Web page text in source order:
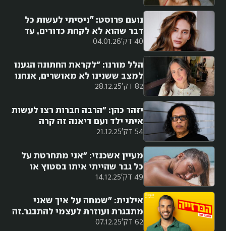
40 דק' 04.01.26
נועם פרוסט: ״ניסיתי לעשות כל
דבר שהוא לא לקחת כדורים, עד
שהגעתי לסף החרדה והבנתי שאני
בושה״
82 דק' 28.12.25
הלל מורנו: "לקראת החתונה הגענו
למצב ששנינו לא מאושרים, אנחנו
רק רבים ומתווכחים, לא קשובים
54 דק' 21.12.25
יזהר כהן: "הרבה חברות רצו לעשות
איתי ילד ועם דיאנה זה קרה
בספונטניות. החתונה שלנו הייתה
49 דק' 14.12.25
מעיין אשכנזי: "אני מתחרטת על
כל גבר שהייתי איתו בסטוץ או
בזוגיות. תעמיד לי אותם בשורה
62 דק' 07.12.25
אילנית: "שמחה על איך שאני
מתבגרת ועוזרת לעצמי להתבגר.זה